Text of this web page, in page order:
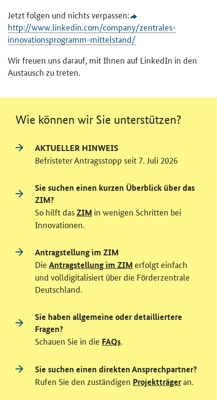
Jetzt folgen und nichts verpassen:
http://www.linkedin.com/company/zentrales-
innovationsprogramm-mittelstand/
Wir freuen uns darauf, mit Ihnen auf LinkedIn in den
Austausch zu treten.
Wie können wir Sie unterstützen?
AKTUELLER HINWEIS
Befristeter Antragsstopp seit 7. Juli 2026
Sie suchen einen kurzen Überblick über das
ZIM?
So hilft dasZIM in wenigen Schritten bei
Innovationen.
Antragstellung im ZIM
Die Antragstellung im ZIM erfolgt einfach
und volldigitalisiert über die Förderzentrale
Deutschland.
Sie haben allgemeine oder detailliertere
Fragen?
Schauen Sie in die FAQs.
Sie suchen einen direkten Ansprechpartner?
Rufen Sie den zuständigen Projektträgeran.